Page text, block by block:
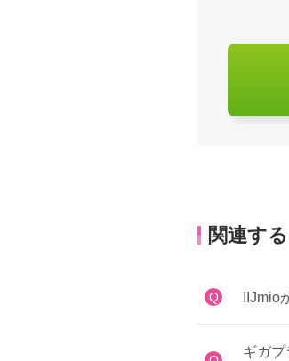
関連す
Q
ギガ